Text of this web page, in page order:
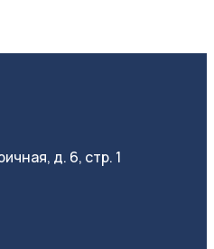
д. 6, стр. 1